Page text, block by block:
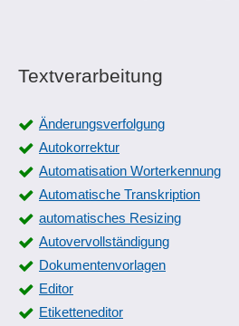
Textverarbeitung
Änderungsverfolgung
Autokorrektur
Automatisation Worterkennung
Automatische Transkription
automatisches Resizing
Autovervollständigung
Dokumentenvorlagen
Editor
Etiketteneditor